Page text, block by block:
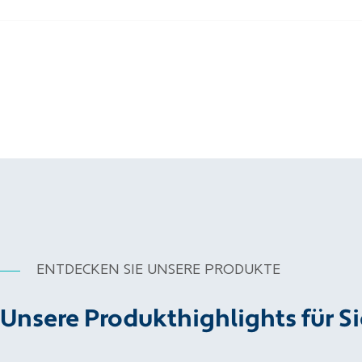
ENTDECKEN SIE UNSERE PRODUKTE
Unsere Produkthighlights für